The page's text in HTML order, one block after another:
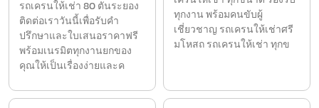
รถเครนให้เช่า 80 ตันระยอง
ติดต่อเราวันนี้เพื่อรับคำ
ปรึกษาและใบเสนอราคาฟรี
พร้อมเนรมิตทุกงานยกของ
คุณให้เป็นเรื่องง่ายและค
ทุกงาน พร้อมคนขับผู้
เชี่ยวชาญ รถเครนให้เช่าศรี
มโหสถ รถเครนให้เช่า ทุกข